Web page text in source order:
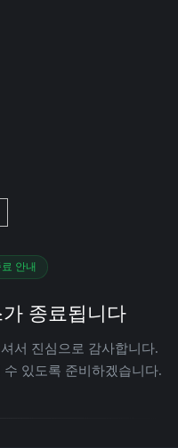
안내
종료됩니다
서 진심으로 감사합니다.
있도록 준비하겠습니다.